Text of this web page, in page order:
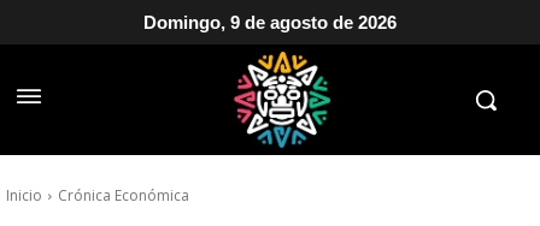
Domingo, 9 de agosto de 2026
Inicio Crónica Económica